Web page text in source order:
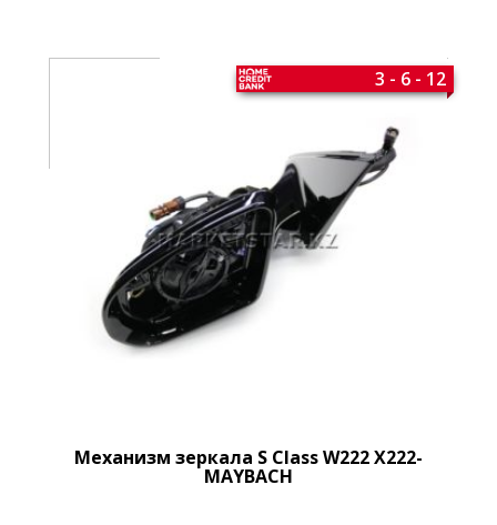
Механизм зеркала S Class W222 X222-
MAYBACH
3 - 6 - 12